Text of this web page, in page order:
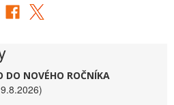
DO NOVÉHO ROČNÍKA